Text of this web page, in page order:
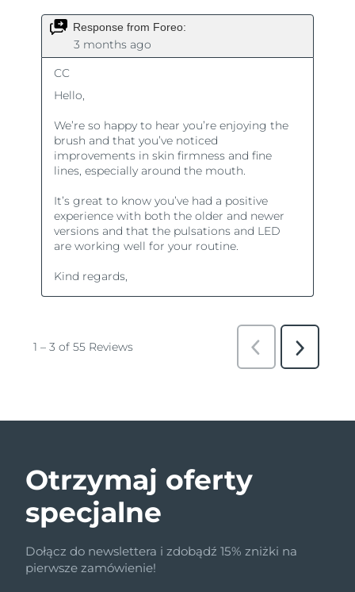
Otrzymaj oferty
specjalne
Dołącz do newslettera i zdobądź 15% zniżki na
pierwsze zamówienie!